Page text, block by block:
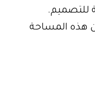
للتصميم.
هذه المساحة